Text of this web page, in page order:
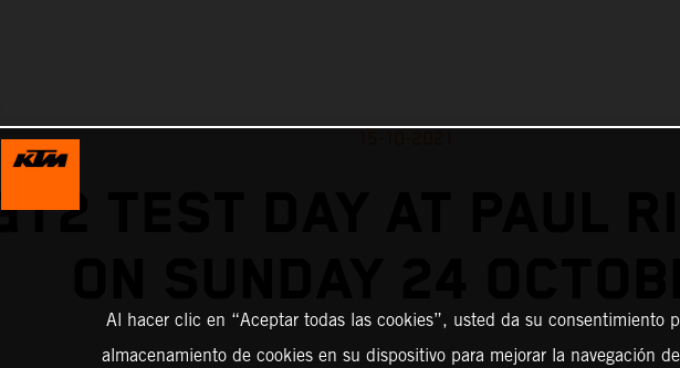
GT2 TEST DAY AT PAUL
Al hacer clic en “Aceptar todas las cookies”, usted da su consentimiento
almacenamiento de cookies en su dispositivo para mejorar la navegación